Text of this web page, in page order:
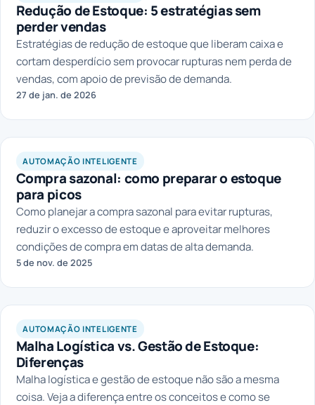
Redução de Estoque: 5 estratégias sem
perder vendas
Estratégias de redução de estoque que liberam caixa e
cortam desperdício sem provocar rupturas nem perda de
vendas, com apoio de previsão de demanda.
27 de jan. de 2026
AUTOMAÇÃO INTELIGENTE
Compra sazonal: como preparar o estoque
para picos
Como planejar a compra sazonal para evitar rupturas,
reduzir o excesso de estoque e aproveitar melhores
condições de compra em datas de alta demanda.
5 de nov. de 2025
AUTOMAÇÃO INTELIGENTE
Malha Logística vs. Gestão de Estoque:
Diferenças
Malha logística e gestão de estoque não são a mesma
coisa. Veja a diferença entre os conceitos e como se